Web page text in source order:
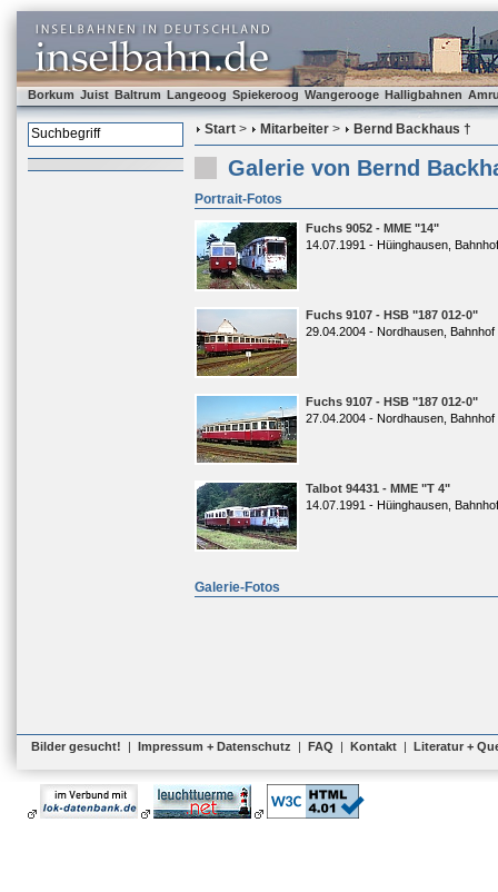
Borkum Juist Baltrum Langeoog Spiekeroog Wangerooge Halligbahnen
Start > Mitarbeiter > Bernd Backhaus †
Galerie von Bernd
Portrait-Fotos
Fuchs 9052 - MME "14"
14.07.1991 - Hüinghausen, Bahnhof
Fuchs 9107 - HSB "187 012-0"
29.04.2004 - Nordhausen, Bahnhof
Fuchs 9107 - HSB "187 012-0"
27.04.2004 - Nordhausen, Bahnhof
Talbot 94431 - MME "T 4"
14.07.1991 - Hüinghausen, Bahnhof
Galerie-Fotos
Bilder gesucht! | Impressum + Datenschutz | FAQ | Kontakt | Literatur +